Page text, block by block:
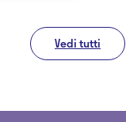
Vedi tutti